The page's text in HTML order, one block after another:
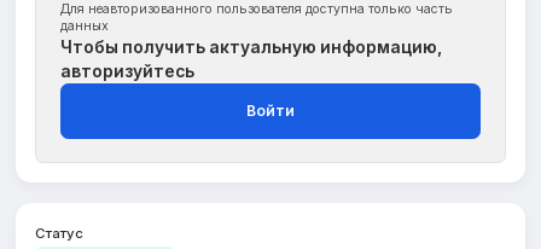
Для неавторизованного пользователя доступна только часть
данных
Чтобы получить актуальную информацию,
авторизуйтесь
Войти
Статус